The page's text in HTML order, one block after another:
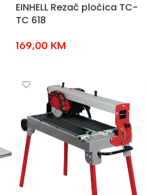
EINHELL Rezač pločica TC-
TC 618
169,00 KM